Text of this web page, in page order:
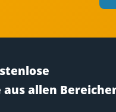
allen